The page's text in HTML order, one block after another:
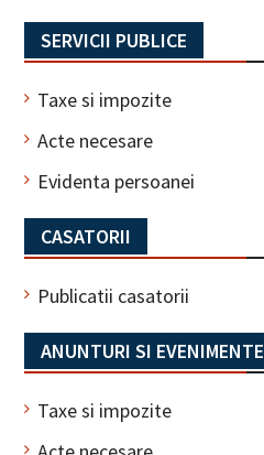
SERVICII PUBLICE
Taxe si impozite
Acte necesare
Evidenta persoanei
CASATORII
Publicatii casatorii
ANUNTURI SI EVENIMENTE
Taxe si impozite